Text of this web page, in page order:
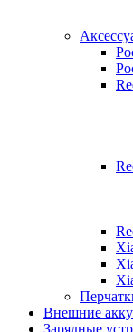
Внешние
Зарядные